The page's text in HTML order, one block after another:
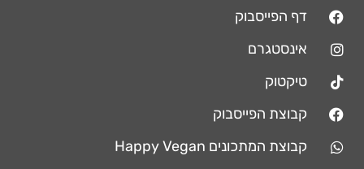
דף הפייסבוק
אינסטגרם
טיקטוק
קבוצת הפייסבוק
קבוצת המתכונים Happy Vegan